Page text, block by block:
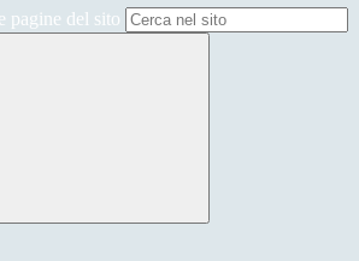
pagine del sito